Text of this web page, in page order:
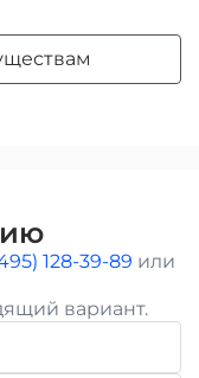
128-39-89 или
вариант.